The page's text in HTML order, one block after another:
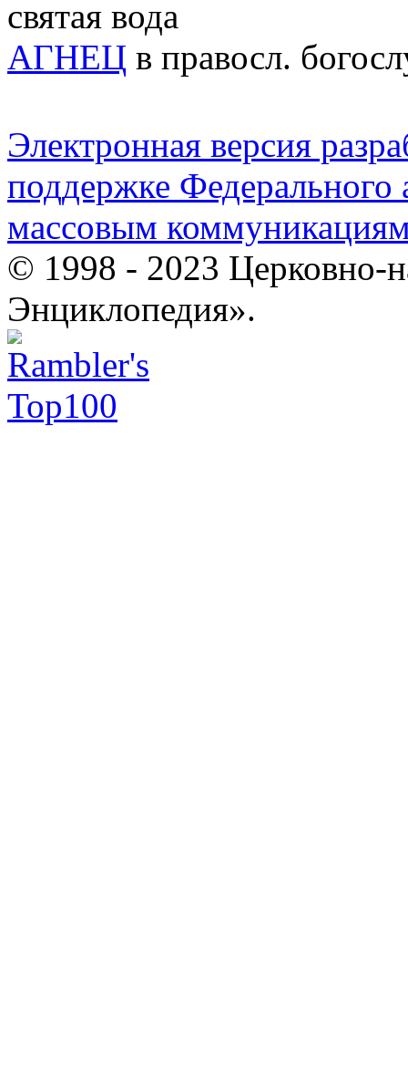
святая вода
АГНЕЦ в правосл.
Электронная версия
поддержке Федерального
массовым
© 1998 - 2023 Церковно-
Энциклопедия».